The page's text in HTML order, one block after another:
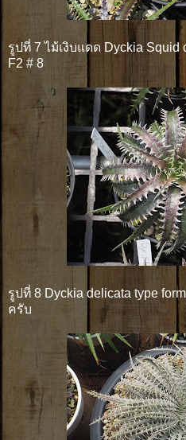
รูปที่ 7 ไม้เงิบแดด Dyckia Squid
F2 # 8
รูปที่ 8 Dyckia delicata type
ครับ